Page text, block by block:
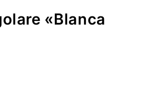
«Blanca